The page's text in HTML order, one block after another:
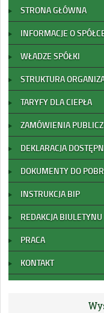
STRONA GŁÓWNA
INFORMACJE O
WŁADZE SPÓŁKI
STRUKTURA
TARYFY DLA CIEPŁA
ZAMÓWIENIA
DEKLARACJA
DOKUMENTY DO
INSTRUKCJA BIP
REDAKCJA BIULETYNU
PRACA
KONTAKT